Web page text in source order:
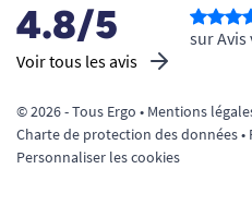
4.8/5
Voir tous les avis
sur Avis
© 2026 - Tous Ergo • Mentions
Charte de protection des données•
Personnaliser les cookies